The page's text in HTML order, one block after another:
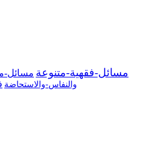
مسائل-فقهية-متنوعة مسائل-
والنفاس-والاستحاضة